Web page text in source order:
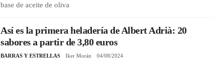
base de aceite de oliva
Así es la primera heladería de Albert Adrià: 20
sabores a partir de 3,80 euros
BARRAS Y ESTRELLAS Iker Morán 04/08/2024